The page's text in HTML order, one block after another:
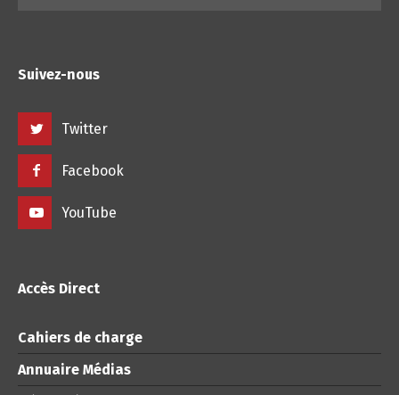
Suivez-nous
Twitter
Facebook
YouTube
Accès Direct
Cahiers de charge
Annuaire Médias